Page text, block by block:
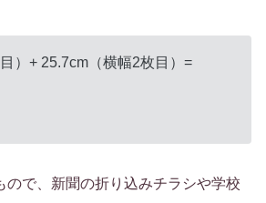
）+ 25.7cm（横幅2枚目）=
ので、新聞の折り込みチラシや学校